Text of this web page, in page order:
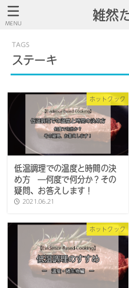
雑然
MENU
ステーキ
ホットクック
低温調理での温度と時間の決
め方 ―何度で何分か？その
疑問、お答えします！
2021.06.21
ホットクック